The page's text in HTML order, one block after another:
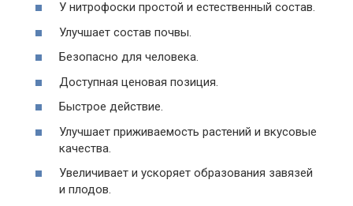
У нитрофоски простой и естественный состав.
Улучшает состав почвы.
Безопасно для человека.
Доступная ценовая позиция.
Быстрое действие.
Улучшает приживаемость растений и вкусовые
качества.
Увеличивает и ускоряет образования завязей
и плодов.